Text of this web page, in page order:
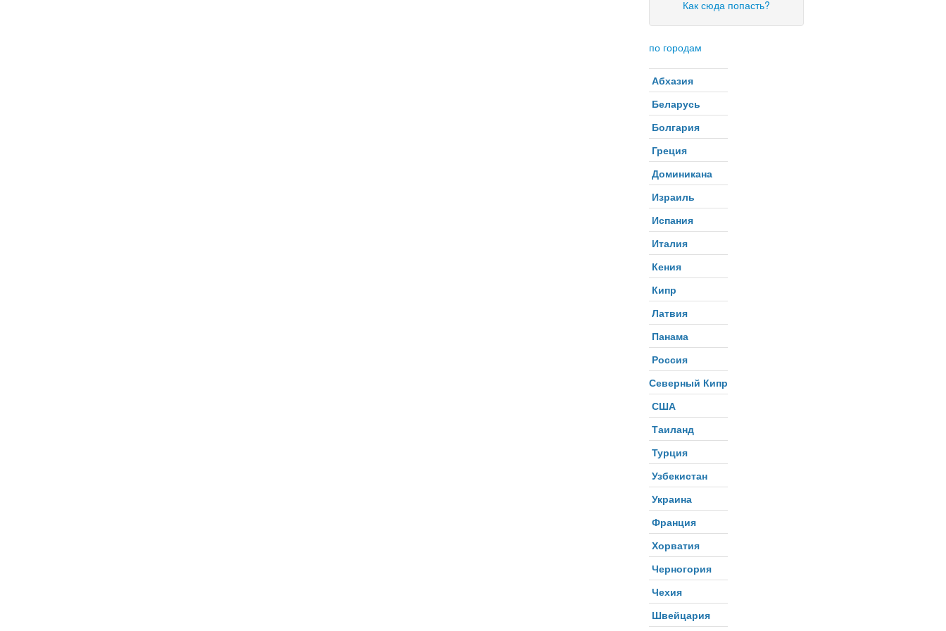
Как сюда попасть?
по городам
Абхазия
Беларусь
Болгария
Греция
Доминикана
Израиль
Испания
Италия
Кения
Кипр
Латвия
Панама
Россия
Северный Кипр
США
Таиланд
Турция
Узбекистан
Украина
Франция
Хорватия
Черногория
Чехия
Швейцария